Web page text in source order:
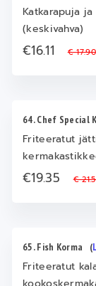
Katkarapuja
(keskivahva)
€16.11€ 17.90
64. Chef Special
Friteeratut
€19.35€
65. Fish Korma (L
Friteeratut